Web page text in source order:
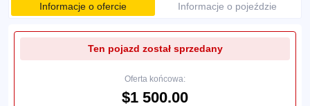
Informacje o ofercie Informacje o pojeździe
Ten pojazd został sprzedany
Oferta końcowa:
$1 500.00